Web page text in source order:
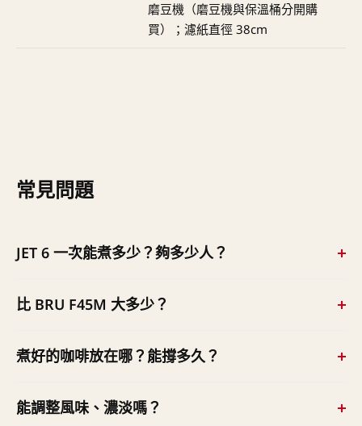
磨豆機（磨豆機與保溫桶分開購
買）；濾紙直徑 38cm
常見問題
JET 6 一次能煮多少？夠多少人？
次循環）。Twin 雙頭版一輪可達 12 公升、約 500 杯／小
比 BRU F45M 大多少？
版更可達一輪 12 公升。定位是高量批次供應。
煮好的咖啡放在哪？能撐多久？
機搬到取用點，保溫約 6 小時。
能調整風味、濃淡嗎？